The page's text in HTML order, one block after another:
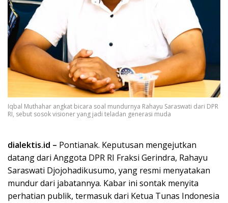
Iqbal Muthahar angkat bicara soal mundurnya Rahayu Saraswati dari DPR
RI, sebut sosok visioner yang jadi teladan generasi muda
dialektis.id – Pontianak. Keputusan mengejutkan
datang dari Anggota DPR RI Fraksi Gerindra, Rahayu
Saraswati Djojohadikusumo, yang resmi menyatakan
mundur dari jabatannya. Kabar ini sontak menyita
perhatian publik, termasuk dari Ketua Tunas Indonesia